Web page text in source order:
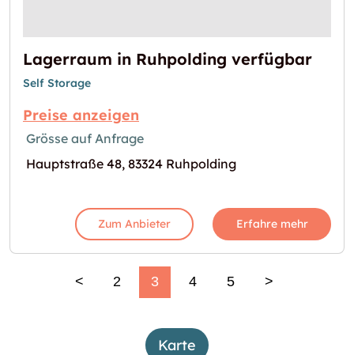
Lagerraum in Ruhpolding verfügbar
Self Storage
Preise anzeigen
Grösse auf Anfrage
Hauptstraße 48, 83324 Ruhpolding
Zum Anbieter Erfahre mehr
< 2 3 4 5 >
Karte